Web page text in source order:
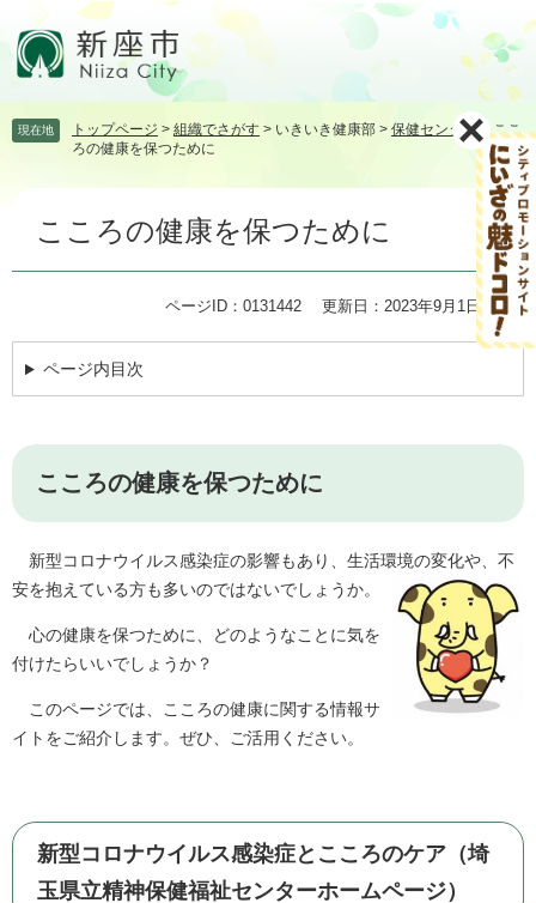
頭飛 現在地 トップページ > 組織でさがす > いきいき健康部 > 保健センター >ここ
ろの健康を保つために
こころの健康を保つために
ページID：0131442 更新日：2023年9月1日更新
ページ内目次
こころの健康を保つために
新型コロナウイルス感染症の影響もあり、生活環境の変化や、不
安を抱えている方も多いのではないでしょうか。
心の健康を保つために、どのようなことに気を
付けたらいいでしょうか？
このページでは、こころの健康に関する情報サ
イトをご紹介します。ぜひ、ご活用ください。
新型コロナウイルス感染症とこころのケア（埼
玉県立精神保健福祉センターホームページ）